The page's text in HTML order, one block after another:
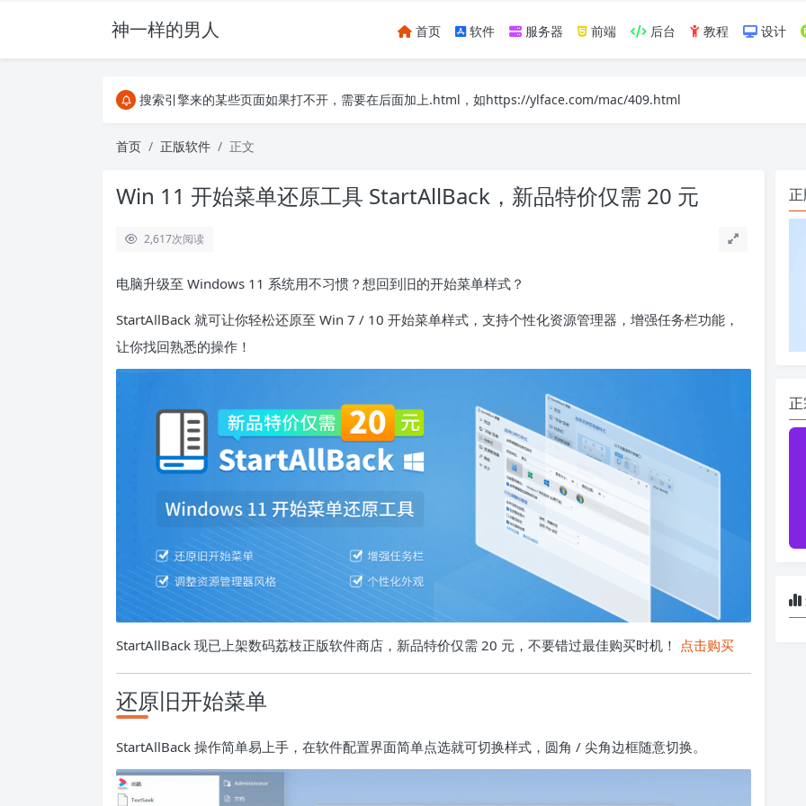
神一样的男人 首页 软件 服务器 前端 后台 教程
设计
关注Telegram频道有新消息第一时间推送
搜索引擎来的某些页面如果打不开，需要在后面加上.html，如https://ylface.com/mac/409.html
阿里云服务器396元4年，2C2G服务器
首页 正版软件 正文
Win 11 开始菜单还原工具 StartAllBack，新品特价仅需 20 元
2,617次阅读
电脑升级至 Windows 11 系统用不习惯？想回到旧的开始菜单样式？
StartAllBack 就可让你轻松还原至 Win 7 / 10 开始菜单样式，支持个性化资源管理器，增强任务栏功能，
让你找回熟悉的操作！
StartAllBack 现已上架数码荔枝正版软件商店，新品特价仅需 20 元，不要错过最佳购买时机！ 点击购买
还原旧开始菜单
StartAllBack 操作简单易上手，在软件配置界面简单点选就可切换样式，圆角 / 尖角边框随意切换。